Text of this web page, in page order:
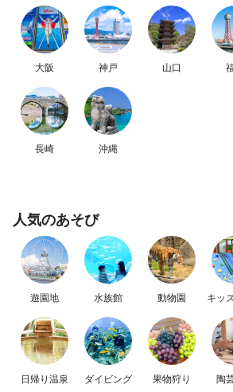
大阪 神戸 山口
長崎 沖縄
人気のあそび
遊園地 水族館 動物園 キッ
日帰り温泉 ダイビング 果物狩り 陶